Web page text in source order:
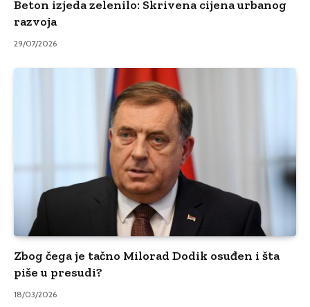
Beton izjeda zelenilo: Skrivena cijena urbanog
razvoja
29/07/2026
Zbog čega je tačno Milorad Dodik osuđen i šta
piše u presudi?
18/03/2026